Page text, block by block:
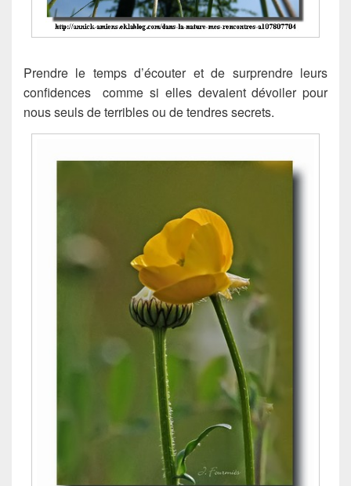
Prendre le temps d’écouter et de surprendre leurs
confidences comme si elles devaient dévoiler pour
nous seuls de terribles ou de tendres secrets.